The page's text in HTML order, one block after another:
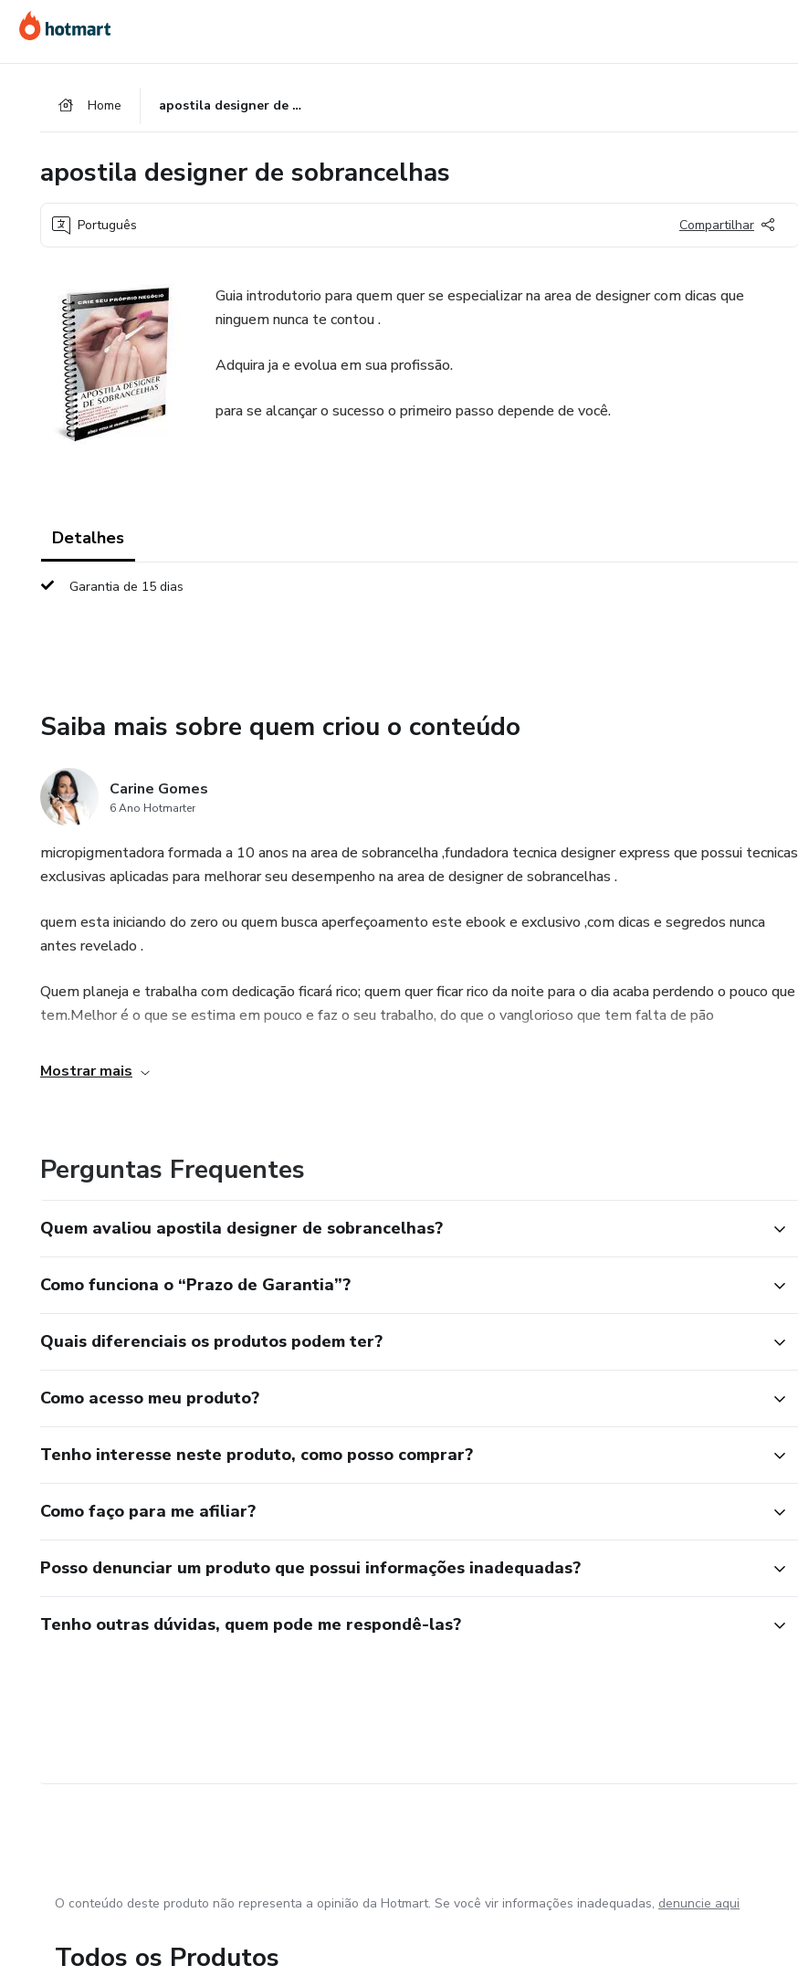
para
o
para
o
para
o
Home apostila designer de sobrancelhas
apostila designer de sobrancelhas
Português Compartilhar
Guia introdutorio para quem quer se especializar na area de designer com dicas que
ninguem nunca te contou .
Adquira ja e evolua em sua profissão.
para se alcançar o sucesso o primeiro passo depende de você.
Detalhes
Garantia de 15 dias
Saiba mais sobre quem criou o conteúdo
Carine Gomes
6 Ano Hotmarter
micropigmentadora formada a 10 anos na area de sobrancelha ,fundadora tecnica designer express que possui tecnicas
exclusivas aplicadas para melhorar seu desempenho na area de designer de sobrancelhas .
quem esta iniciando do zero ou quem busca aperfeçoamento este ebook e exclusivo ,com dicas e segredos nunca
antes revelado .
Quem planeja e trabalha com dedicação ficará rico; quem quer ficar rico da noite para o dia acaba perdendo o pouco que
tem.Melhor é o que se estima em pouco e faz o seu trabalho, do que o vanglorioso que tem falta de pão
Mostrar mais
Perguntas Frequentes
Quem avaliou apostila designer de sobrancelhas?
Como funciona o “Prazo de Garantia”?
Quais diferenciais os produtos podem ter?
Como acesso meu produto?
Tenho interesse neste produto, como posso comprar?
Como faço para me afiliar?
Posso denunciar um produto que possui informações inadequadas?
Tenho outras dúvidas, quem pode me respondê-las?
O conteúdo deste produto não representa a opinião da Hotmart. Se você vir informações inadequadas, denuncie aqui
Todos os Produtos